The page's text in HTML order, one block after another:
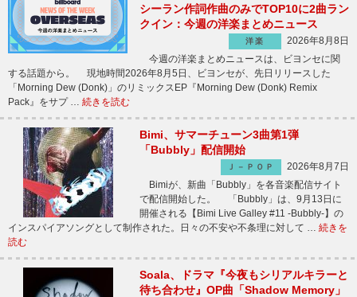
シーラン作詞作曲のみでTOP10に2曲ラン
クイン：今週の洋楽まとめニュース
洋楽
2026年8月8日
今週の洋楽まとめニュースは、ビヨンセに関
する話題から。 現地時間2026年8月5日、ビヨンセが、先日リリースした
「Morning Dew (Donk)」のリミックスEP『Morning Dew (Donk) Remix
Pack』をサプ … 続きを読む
Bimi、サマーチューン3曲第1弾
「Bubbly」配信開始
Ｊ－ＰＯＰ
2026年8月7日
Bimiが、新曲「Bubbly」を各音楽配信サイト
で配信開始した。 「Bubbly」は、9月13日に
開催される【Bimi Live Galley #11 -Bubbly-】の
インスパイアソングとして制作された。日々の不安や不条理に対して … 続きを
読む
Soala、ドラマ『今夜もシリアルキラーと
待ち合わせ』OP曲「Shadow Memory」